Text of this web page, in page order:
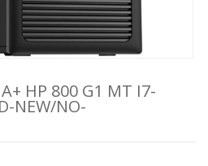
HP 800 G1 MT I7-
NEW/NO-